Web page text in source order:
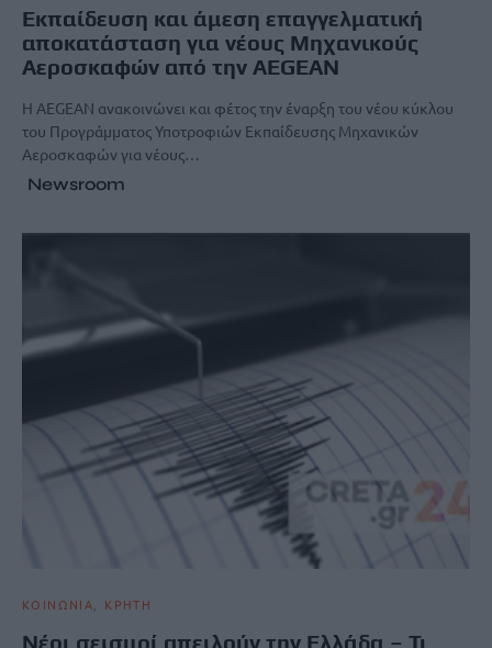
Εκπαίδευση και άμεση επαγγελματική
αποκατάσταση για νέους Μηχανικούς
Αεροσκαφών από την AEGEAN
Η AEGEAN ανακοινώνει και φέτος την έναρξη του νέου κύκλου
του Προγράμματος Υποτροφιών Εκπαίδευσης Μηχανικών
Αεροσκαφών για νέους…
Newsroom
ΚΟΙΝΩΝΙΑ ΚΡΗΤΗ
Νέοι σεισμοί απειλούν την Ελλάδα – Τι